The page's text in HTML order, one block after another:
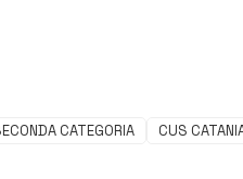
CATEGORIA CUS